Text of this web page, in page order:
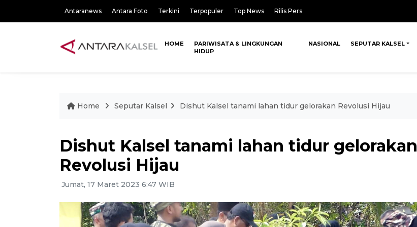
Antaranews Antara Foto Terkini Terpopuler Top News Rilis Pers
HOME
PARIWISATA & LINGKUNGAN
HIDUP
NASIONAL SEPUTAR KALSEL
Home Seputar Kalsel Dishut Kalsel tanami lahan tidur gelorakan Revolusi Hijau
Dishut Kalsel tanami lahan tidur gelorakan
Revolusi Hijau
Jumat, 17 Maret 2023 6:47 WIB